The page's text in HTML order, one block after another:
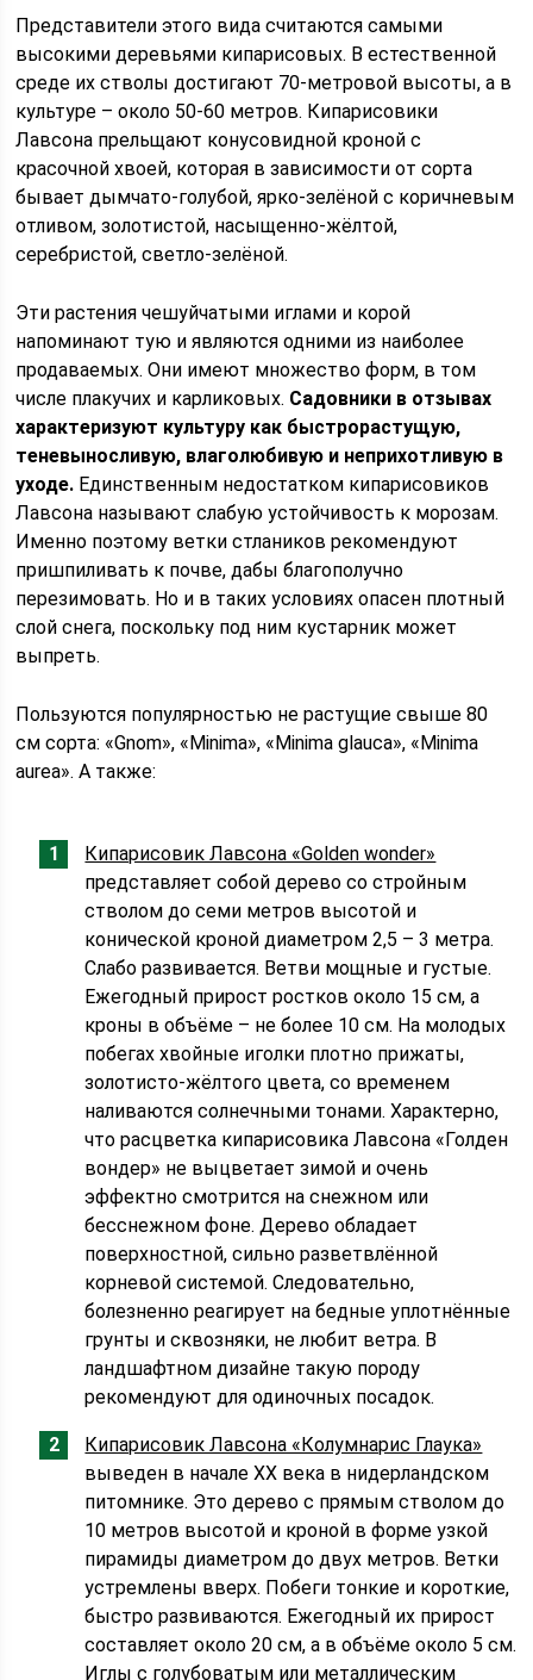
Представители этого вида считаются самыми
высокими деревьями кипарисовых. В естественной
среде их стволы достигают 70-метровой высоты, а в
культуре – около 50-60 метров. Кипарисовики
Лавсона прельщают конусовидной кроной с
красочной хвоей, которая в зависимости от сорта
бывает дымчато-голубой, ярко-зелёной с коричневым
отливом, золотистой, насыщенно-жёлтой,
серебристой, светло-зелёной.
Эти растения чешуйчатыми иглами и корой
напоминают тую и являются одними из наиболее
продаваемых. Они имеют множество форм, в том
числе плакучих и карликовых. Садовники в отзывах
характеризуют культуру как быстрорастущую,
теневыносливую, влаголюбивую и неприхотливую в
уходе. Единственным недостатком кипарисовиков
Лавсона называют слабую устойчивость к морозам.
Именно поэтому ветки стлаников рекомендуют
пришпиливать к почве, дабы благополучно
перезимовать. Но и в таких условиях опасен плотный
слой снега, поскольку под ним кустарник может
выпреть.
Пользуются популярностью не растущие свыше 80
см сорта: «Gnom», «Minima», «Minima glauca», «Minima
aurea». А также:
Кипарисовик Лавсона «Golden wonder»
представляет собой дерево со стройным
стволом до семи метров высотой и
конической кроной диаметром 2,5 – 3 метра.
Слабо развивается. Ветви мощные и густые.
Ежегодный прирост ростков около 15 см, а
кроны в объёме – не более 10 см. На молодых
побегах хвойные иголки плотно прижаты,
золотисто-жёлтого цвета, со временем
наливаются солнечными тонами. Характерно,
что расцветка кипарисовика Лавсона «Голден
вондер» не выцветает зимой и очень
эффектно смотрится на снежном или
бесснежном фоне. Дерево обладает
поверхностной, сильно разветвлённой
корневой системой. Следовательно,
болезненно реагирует на бедные уплотнённые
грунты и сквозняки, не любит ветра. В
ландшафтном дизайне такую породу
рекомендуют для одиночных посадок.
Кипарисовик Лавсона «Колумнарис Глаука»
выведен в начале XX века в нидерландском
питомнике. Это дерево с прямым стволом до
10 метров высотой и кроной в форме узкой
пирамиды диаметром до двух метров. Ветки
устремлены вверх. Побеги тонкие и короткие,
быстро развиваются. Ежегодный их прирост
составляет около 20 см, а в объёме около 5 см.
Иглы с голубоватым или металлическим